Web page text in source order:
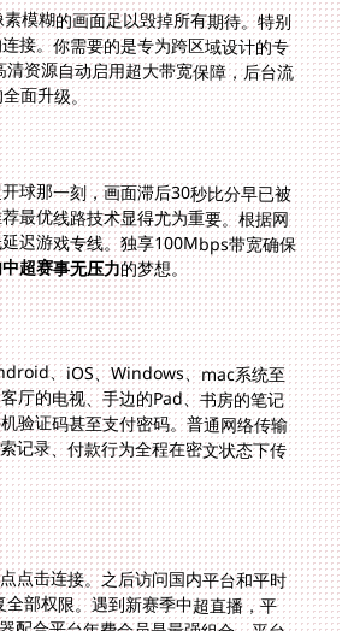
模糊的画面足以毁掉所有期待。特别
接。你需要的是专为跨区域设计的专
资源自动启用超大带宽保障，后台流
面升级。
球那一刻，画面滞后30秒比分早已被
最优线路技术显得尤为重要。根据网
迟游戏专线。独享100Mbps带宽确保
超赛事无压力的梦想。
、iOS、Windows、mac系统至
厅的电视、手边的Pad、书房的笔记
验证码甚至支付密码。普通网络传输
记录、付款行为全程在密文状态下传
点击连接。之后访问国内平台和平时
全部权限。遇到新赛季中超直播，平
配合平台年费会员是最强组合。平台